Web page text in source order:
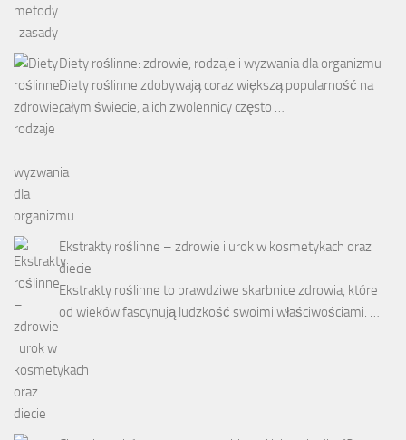
Diety roślinne: zdrowie, rodzaje i wyzwania dla organizmu
Diety roślinne zdobywają coraz większą popularność na
całym świecie, a ich zwolennicy często …
Ekstrakty roślinne – zdrowie i urok w kosmetykach oraz
diecie
Ekstrakty roślinne to prawdziwe skarbnice zdrowia, które
od wieków fascynują ludzkość swoimi właściwościami. …